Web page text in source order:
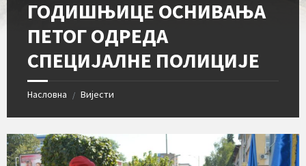
ГОДИШЊИЦЕ ОСНИВАЊА
ПЕТОГ ОДРЕДА
СПЕЦИЈАЛНЕ ПОЛИЦИЈЕ
Насловна / Вијести